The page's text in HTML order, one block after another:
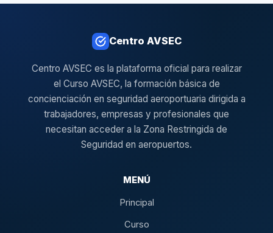
Centro AVSEC
Centro AVSEC es la plataforma oficial para realizar
el Curso AVSEC, la formación básica de
concienciación en seguridad aeroportuaria dirigida a
trabajadores, empresas y profesionales que
necesitan acceder a la Zona Restringida de
Seguridad en aeropuertos.
MENÚ
Principal
Curso